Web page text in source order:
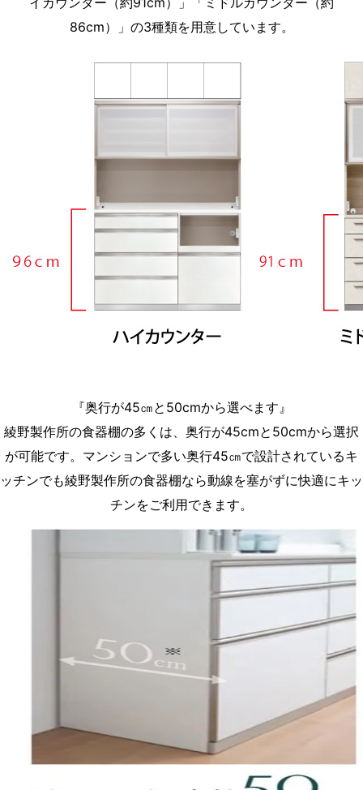
86cm）」の3種類を用意しています。
『奥行が45㎝と50cmから選べます』
綾野製作所の食器棚の多くは、奥行が45cmと50cmから選択
が可能です。マンションで多い奥行45㎝で設計されているキ
ッチンでも綾野製作所の食器棚なら動線を塞がずに快適にキッ
チンをご利用できます。